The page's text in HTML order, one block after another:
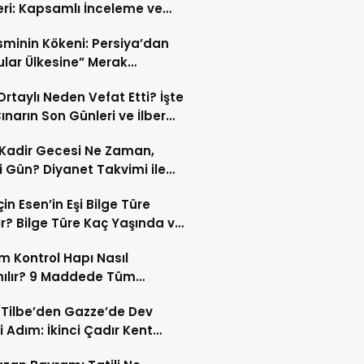
Kapsamlı İnceleme ve
Kökeni: Persiya’dan
Ülkesine” Merak
Neden Vefat Etti? İşte
Son Günleri ve İlber
Gecesi Ne Zaman,
Gün? Diyanet Takvimi ile
Esen’in Eşi Bilge Türe
Bilge Türe Kaç Yaşında ve
Kontrol Hapı Nasıl
9 Maddede Tüm
Tilbe’den Gazze’de Dev
Adım: İkinci Çadır Kent